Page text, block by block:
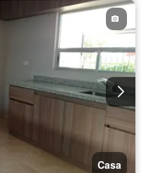
Televisión por cable
Solo familias
Casa